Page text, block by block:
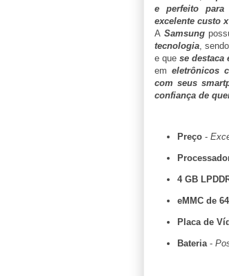
e perfeito para
excelente custo
A Samsung
tecnologia, sendo
e quese destaca
em eletrônicos
com seus
confiança de
Preço-
4 GB
eMMC de
Placa de
Bateria-